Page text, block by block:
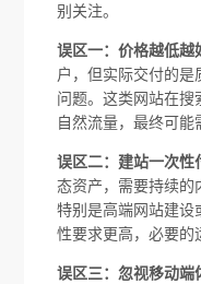
别关注。
误区一：价格越低越
户，但实际交付的是
问题。这类网站在搜
自然流量，最终可能
误区二：建站一次性
态资产，需要持续的
特别是高端网站建设
性要求更高，必要的
误区三：忽视移动端